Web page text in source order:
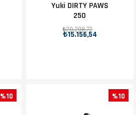
Yuki DIRTY PAWS
250
₺15.156,54
₺20.208,72
%10 %10